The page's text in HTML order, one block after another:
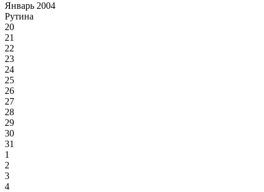
Январь 2004
Рутина
20
21
22
23
24
25
26
27
28
29
30
31
1
2
3
4